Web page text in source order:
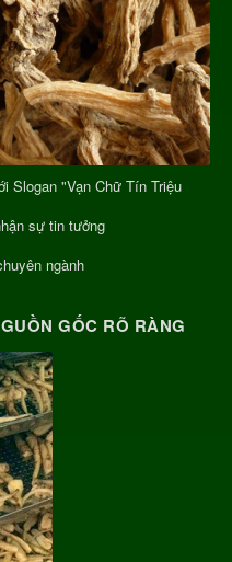
Slogan "Vạn Chữ Tín Triệu
sự tin tưởng
ngành
GỐC RÕ RÀNG